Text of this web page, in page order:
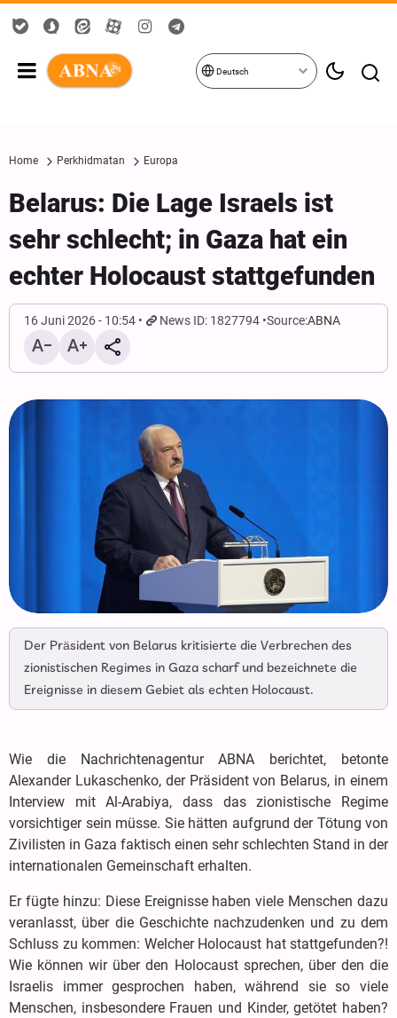
Deutsch
Home Perkhidmatan Europa
Belarus: Die Lage Israels ist
sehr schlecht; in Gaza hat ein
echter Holocaust stattgefunden
16 Juni 2026 - 10:54 News ID: 1827794 Source:ABNA
Der Präsident von Belarus kritisierte die Verbrechen des
zionistischen Regimes in Gaza scharf und bezeichnete die
Ereignisse in diesem Gebiet als echten Holocaust.
Wie die Nachrichtenagentur ABNA berichtet, betonte
Alexander Lukaschenko, der Präsident von Belarus, in einem
Interview mit Al-Arabiya, dass das zionistische Regime
vorsichtiger sein müsse. Sie hätten aufgrund der Tötung von
Zivilisten in Gaza faktisch einen sehr schlechten Stand in der
internationalen Gemeinschaft erhalten.
Er fügte hinzu: Diese Ereignisse haben viele Menschen dazu
veranlasst, über die Geschichte nachzudenken und zu dem
Schluss zu kommen: Welcher Holocaust hat stattgefunden?!
Wie können wir über den Holocaust sprechen, über den die
Israelis immer gesprochen haben, während sie so viele
Menschen, insbesondere Frauen und Kinder, getötet haben?